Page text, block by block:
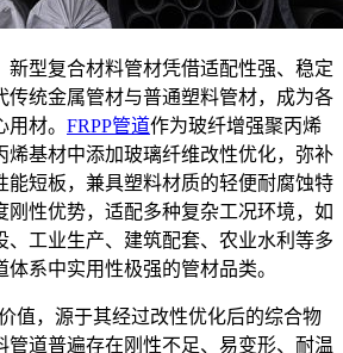
新型复合材料管材凭借适配性强、稳定
传统金属管材与普通塑料管材，成为各
材。 FRPP管道作为玻纤增强聚丙烯
烯基材中添加玻璃纤维改性优化，弥补
能短板，兼具塑料材质的轻便耐腐蚀特
刚性优势，适配多种复杂工况环境，如
、工业生产、建筑配套、农业水利等多
系中实用性极强的管材品类。
值，源于其经过改性优化后的综合物
管道普遍存在刚性不足、易变形、耐温